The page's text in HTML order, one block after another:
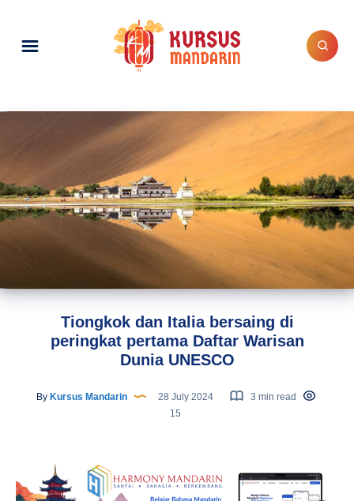
Tiongkok dan Italia bersaing di
peringkat pertama Daftar Warisan
Dunia UNESCO
By Kursus Mandarin 28 July 2024
3 min read
15